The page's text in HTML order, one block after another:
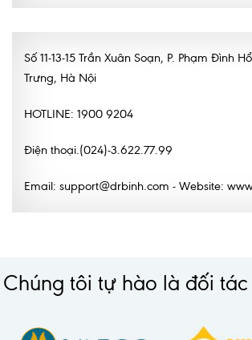
Số 11-13-15 Trần Xuân Soạn, P. Phạm Đình
Trưng, Hà Nội
HOTLINE: 1900 9204
Điện thoại.(024)-3.622.77.99
Email: support@drbinh.com - Website:
Chúng tôi tự hào là đối